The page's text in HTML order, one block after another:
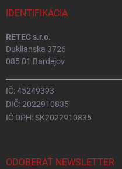
IDENTIFIKÁCIA
RETEC s.r.o.
Duklianska 3726
085 01 Bardejov
IČ: 45249393
DIČ: 2022910835
IČ DPH: SK2022910835
ODOBERAŤ NEWSLETTER